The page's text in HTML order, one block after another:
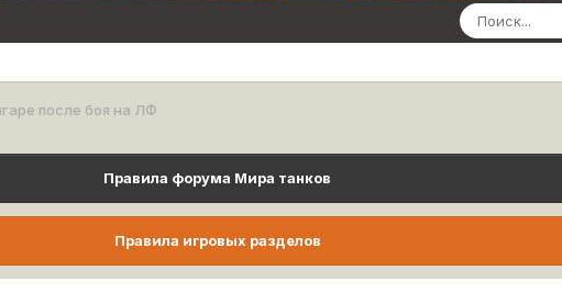
после боя на ЛФ
Правила форума Мира танков
Правила игровых разделов